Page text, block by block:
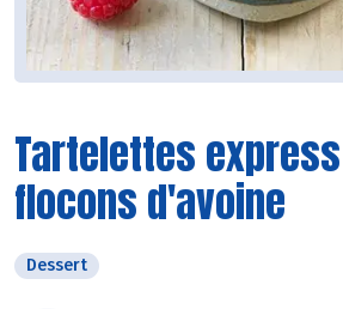
Tartelettes
flocons d'avoine
Dessert